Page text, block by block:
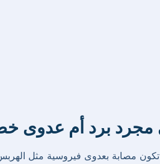
برد أم عدوى
مصابة بعدوى فيروسية مثل